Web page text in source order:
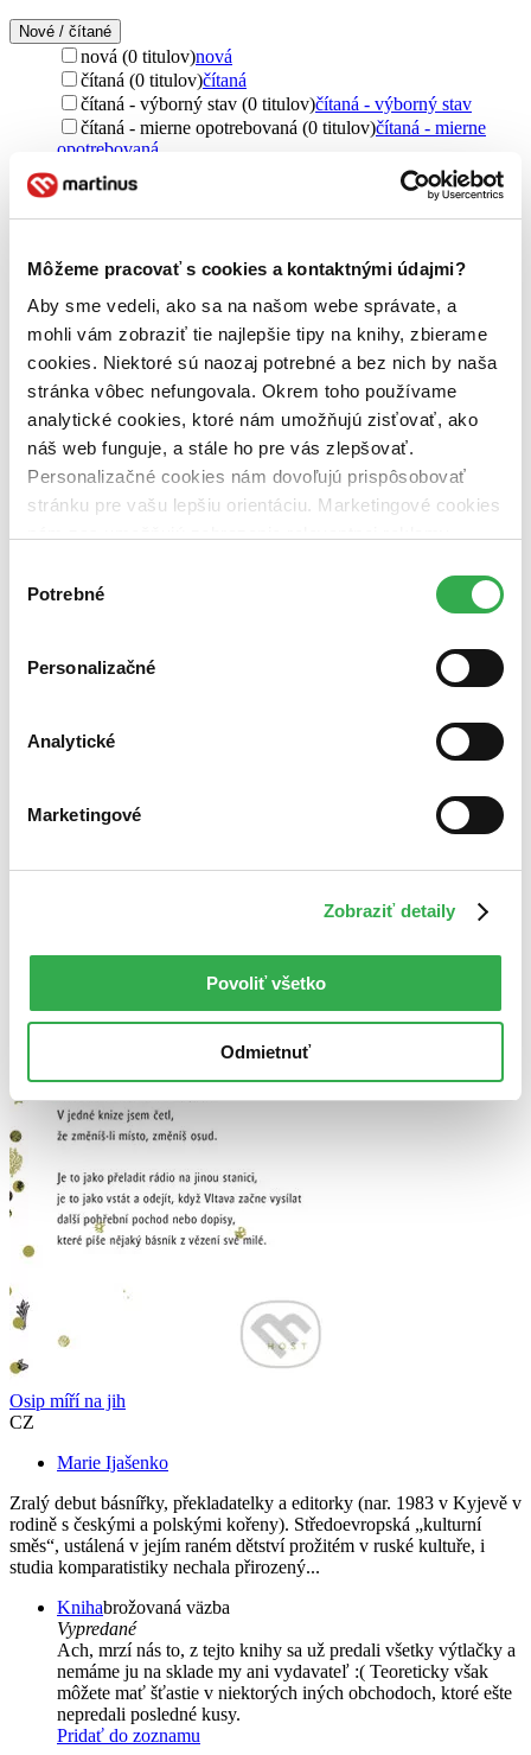
Môžeme pracovať s cookies a kontaktnými údajmi?
Aby sme vedeli, ako sa na našom webe správate, a
mohli vám zobraziť tie najlepšie tipy na knihy, zbierame
cookies. Niektoré sú naozaj potrebné a bez nich by naša
stránka vôbec nefungovala. Okrem toho používame
analytické cookies, ktoré nám umožňujú zisťovať, ako
náš web funguje, a stále ho pre vás zlepšovať.
Personalizačné cookies nám dovoľujú prispôsobovať
stránku pre vašu lepšiu orientáciu. Marketingové cookies
nám pomohlo, keby sme mohli používať všetky tieto
súhlasu
Potrebné
Personalizačné
Analytické
Marketingové
Zobraziť detaily
Povoliť všetko
Odmietnuť
Nové / čítané
nová (0 titulov)nová
čítaná (0 titulov)čítaná
čítaná - výborný stav (0 titulov)čítaná - výborný stav
čítaná - mierne opotrebovaná (0 titulov)čítaná - mierne
opotrebovaná
čítané verzie vypredaných kníh (0 titulov)
čítané verzie
vypredaných kníh
čeština (1 titul)čeština1
Autor
Marie Ijašenko (1 titul)Marie Ijašenko1
Vydavateľstvo
Host (1 titul)Host1
Väzba
brožovaná väzba (1 titul) brožovaná väzba
Zúžiť výber
Bestsellery
Najdrahšie
Najlacnejšie
Osip míří na jih
CZ
Marie Ijašenko
Zralý debut básnířky, překladatelky a editorky (nar. 1983 v Kyjevě v
rodině s českými a polskými kořeny). Středoevropská „kulturní
směs“, ustálená v jejím raném dětství prožitém v ruské kultuře, i
studia komparatistiky nechala přirozený...
Knihabrožovaná väzba
Vypredané
Ach, mrzí nás to, z tejto knihy sa už predali všetky výtlačky a
nemáme ju na sklade my ani vydavateľ :( Teoreticky však
môžete mať šťastie v niektorých iných obchodoch, ktoré ešte
nepredali posledné kusy.
Pridať do zoznamu